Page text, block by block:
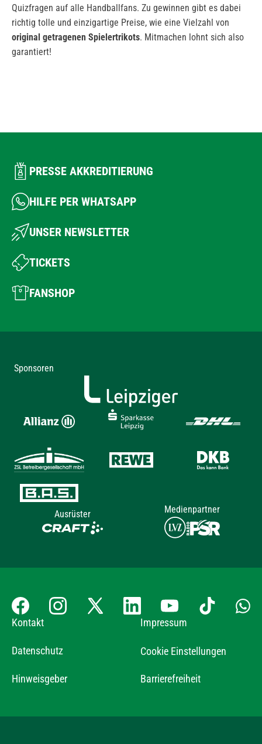
Quizfragen auf alle Handballfans. Zu gewinnen gibt es dabei
richtig tolle und einzigartige Preise, wie eine Vielzahl von
original getragenen Spielertrikots. Mitmachen lohnt sich also
garantiert!
PRESSE AKKREDITIERUNG
HILFE PER WHATSAPP
UNSER NEWSLETTER
TICKETS
FANSHOP
Sponsoren
Ausrüster Medienpartner
Kontakt Impressum
Datenschutz Cookie Einstellungen
Hinweisgeber Barrierefreiheit